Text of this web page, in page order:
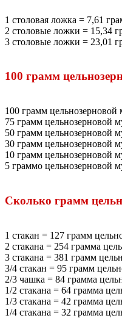
1 столовая ложка = 7,61
2 столовые ложки = 15,34
3 столовые ложки = 23,01
100 грамм
100 грамм
75 грамм цельнозерновой
50 грамм цельнозерновой
30 грамм цельнозерновой
10 грамм цельнозерновой
5 граммо цельнозерновой
Сколько грамм
1 стакан = 127 грамм
2 стакана = 254 грамма
3 стакана = 381 грамм
3/4 стакан = 95 грамм
2/3 чашка = 84 грамма
1/2 стакана = 64 грамма
1/3 стакана = 42 грамма
1/4 стакана = 32 грамма